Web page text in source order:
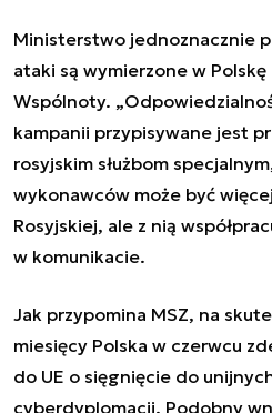
Ministerstwo jednoznacznie
ataki są wymierzone w
Wspólnoty. „
kampanii przypisywane jest
rosyjskim służbom
wykonawców może być
Rosyjskiej, ale z nią
w komunikacie.
Jak przypomina MSZ, na
miesięcy Polska w czerwcu
do UE o sięgnięcie do
cyberdyplomacji. Podobny